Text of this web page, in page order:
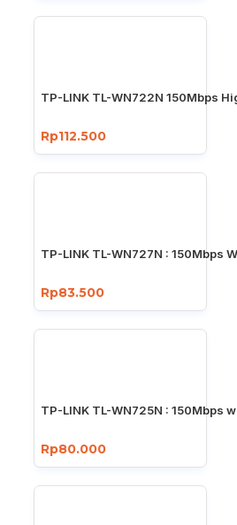
TP-LINK TL-WN722N 150Mbps
Rp112.500
TP-LINK TL-WN727N : 150Mbps
Rp83.500
TP-LINK TL-WN725N : 150Mbps
Rp80.000